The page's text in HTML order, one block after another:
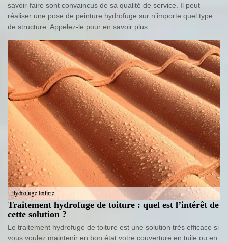
savoir-faire sont convaincus de sa qualité de service. Il peut
réaliser une pose de peinture hydrofuge sur n’importe quel type
de structure. Appelez-le pour en savoir plus.
Traitement hydrofuge de toiture : quel est l’intérêt de
cette solution ?
Le traitement hydrofuge de toiture est une solution très efficace si
vous voulez maintenir en bon état votre couverture en tuile ou en